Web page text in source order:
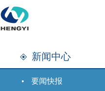
新闻中心
要闻快报